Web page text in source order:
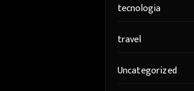
tecnologia
travel
Uncategorized